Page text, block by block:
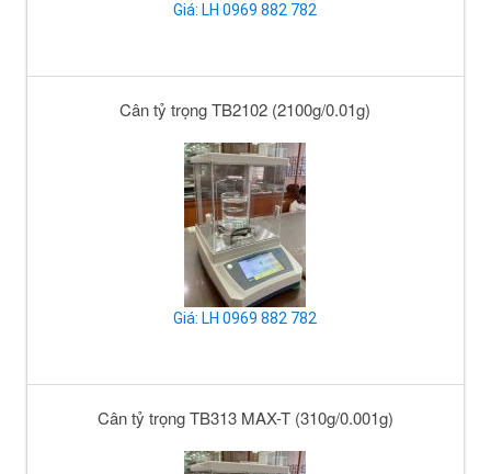
Giá: LH 0969 882 782
Cân tỷ trọng TB2102 (2100g/0.01g)
Giá: LH 0969 882 782
Cân tỷ trọng TB313 MAX-T (310g/0.001g)